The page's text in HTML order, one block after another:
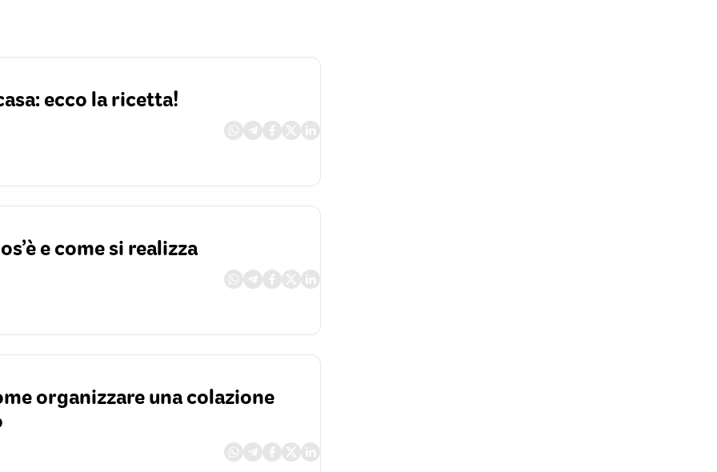
ecco la ricetta!
e come si realizza
organizzare una colazione